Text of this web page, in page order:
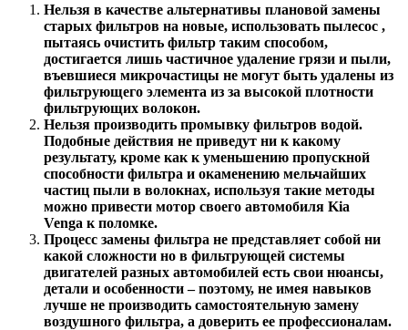
Нельзя в качестве альтернативы плановой замены
старых фильтров на новые, использовать пылесос ,
пытаясь очистить фильтр таким способом,
достигается лишь частичное удаление грязи и пыли,
въевшиеся микрочастицы не могут быть удалены из
фильтрующего элемента из за высокой плотности
фильтрующих волокон.
Нельзя производить промывку фильтров водой.
Подобные действия не приведут ни к какому
результату, кроме как к уменьшению пропускной
способности фильтра и окаменению мельчайших
частиц пыли в волокнах, используя такие методы
можно привести мотор своего автомобиля Kia
Venga к поломке.
Процесс замены фильтра не представляет собой ни
какой сложности но в фильтрующей системы
двигателей разных автомобилей есть свои нюансы,
детали и особенности – поэтому, не имея навыков
лучше не производить самостоятельную замену
воздушного фильтра, а доверить ее профессионалам.